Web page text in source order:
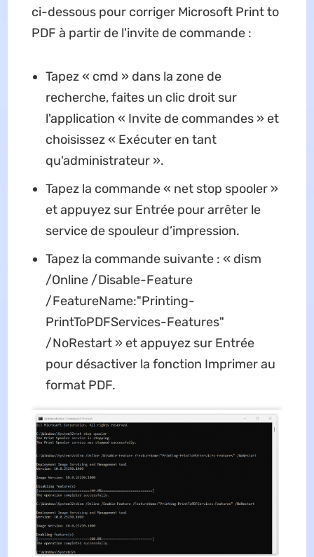
ci-dessous pour corriger Microsoft Print to
PDF à partir de l'invite de commande :
Tapez « cmd » dans la zone de
recherche, faites un clic droit sur
l'application « Invite de commandes » et
choisissez « Exécuter en tant
qu'administrateur ».
Tapez la commande « net stop spooler »
et appuyez sur Entrée pour arrêter le
service de spouleur d’impression.
Tapez la commande suivante : « dism
/Online /Disable-Feature
/FeatureName:"Printing-
PrintToPDFServices-Features"
/NoRestart » et appuyez sur Entrée
pour désactiver la fonction Imprimer au
format PDF.